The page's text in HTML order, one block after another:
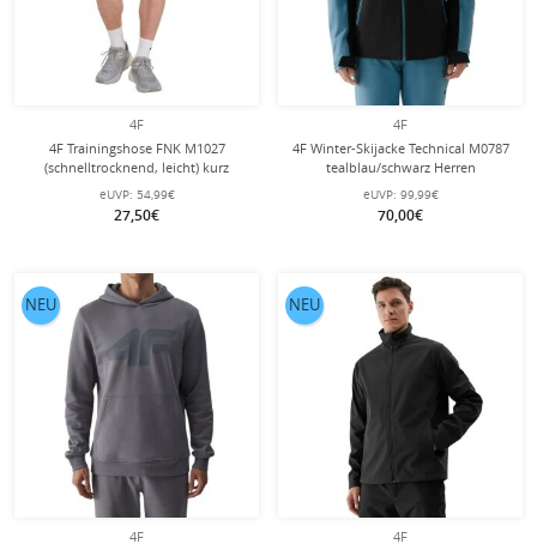
4F
4F Trainingshose FNK M1027
(schnelltrocknend, leicht) kurz
schwarz Herren
eUVP: 54,99€
27,50€
4F
4F Winter-Skijacke Technical M0787
tealblau/schwarz Herren
eUVP: 99,99€
70,00€
4F
NEU
4F
NEU